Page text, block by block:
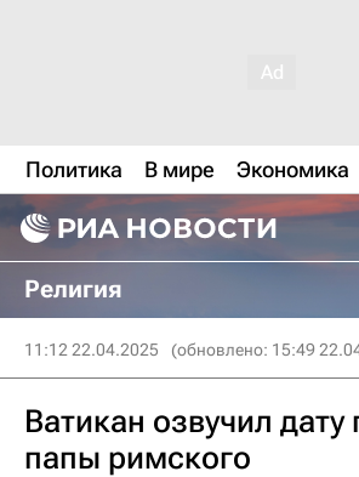
Политика В мире Экономика
Религия
11:12 22.04.2025 (обновлено: 15:49
Ватикан озвучил дату
папы римского